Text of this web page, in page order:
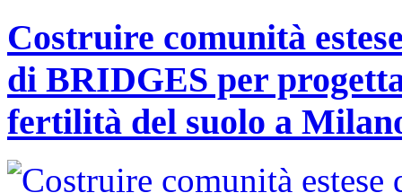
Costruire comunità
di BRIDGES per
fertilità del suolo a